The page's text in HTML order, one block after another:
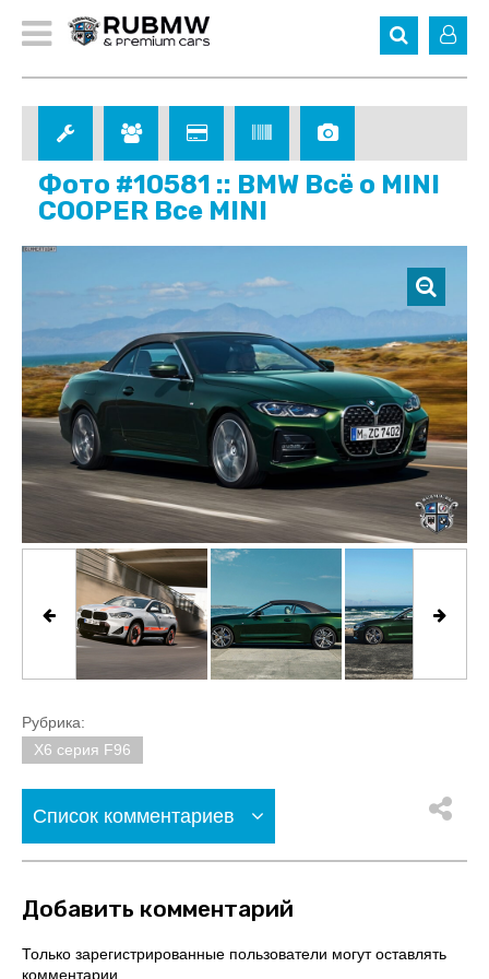
Фото #10581 :: BMW Всё о MINI
COOPER Все MINI
Рубрика:
X6 серия F96
Список комментариев
Добавить комментарий
Только зарегистрированные пользователи могут оставлять
комментарии.